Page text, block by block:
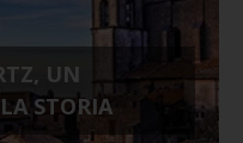
UN
STORIA